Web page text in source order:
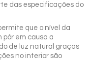
das especificações do
que o nível da
em causa a
de luz natural graças
no interior são